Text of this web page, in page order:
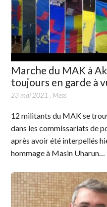
Marche du MAK à
toujours en garde à
23 mai 2021 , Mess
12 militants du MAK se
dans les commissariats de
après avoir été interpellés
hommage à Masin Uharun…